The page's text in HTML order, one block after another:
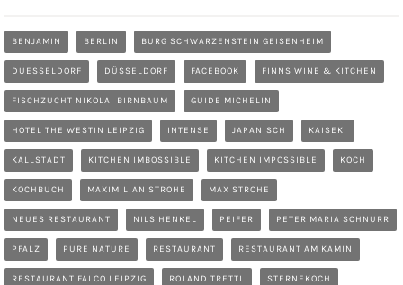
BENJAMIN BERLIN BURG SCHWARZENSTEIN GEISENHEIM
DUESSELDORF DÜSSELDORF FACEBOOK FINNS WINE & KITCHEN
FISCHZUCHT NIKOLAI BIRNBAUM GUIDE MICHELIN
HOTEL THE WESTIN LEIPZIG INTENSE JAPANISCH KAISEKI
KALLSTADT KITCHEN IMBOSSIBLE KITCHEN IMPOSSIBLE KOCH
KOCHBUCH MAXIMILIAN STROHE MAX STROHE
NEUES RESTAURANT NILS HENKEL PEIFER PETER MARIA SCHNURR
PFALZ PURE NATURE RESTAURANT RESTAURANT AM KAMIN
RESTAURANT FALCO LEIPZIG ROLAND TRETTL STERNEKOCH